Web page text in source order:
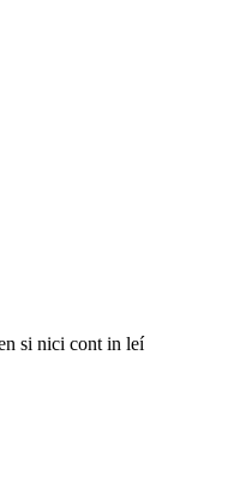
si nici cont in leí